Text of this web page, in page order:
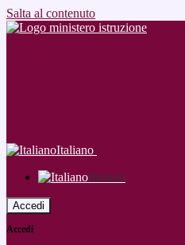
Salta al contenuto
Italiano
Italiano
Accedi
Accedi